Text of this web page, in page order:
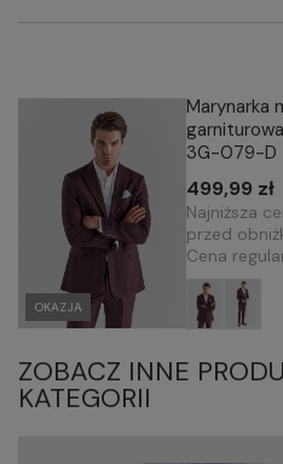
OKAZJA
Marynarka
3G-079-D
499,99 zł
Najniższa
przed
Cena
ZOBACZ INNE
KATEGORII